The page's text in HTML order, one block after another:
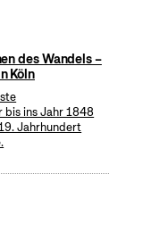
des Wandels –
Köln
bis ins Jahr 1848
Jahrhundert